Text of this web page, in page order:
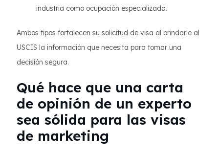
industria como ocupación especializada.
Ambos tipos fortalecen su solicitud de visa al brindarle al
USCIS la información que necesita para tomar una
decisión segura.
Qué hace que una carta
de opinión de un experto
sea sólida para las visas
de marketing